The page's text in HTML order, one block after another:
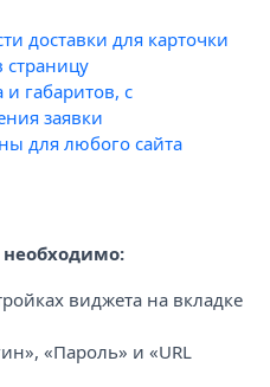
доставки для карточки
страницу
габаритов, с
заявки
для любого сайта
виджета на вкладке
«Пароль» и «URL